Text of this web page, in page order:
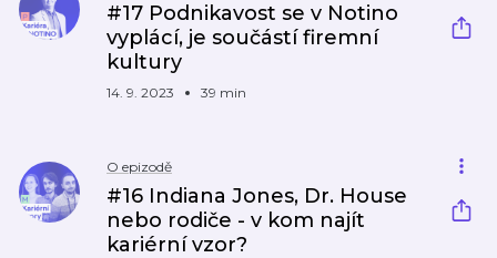
#17 Podnikavost se v Notino
vyplácí, je součástí firemní
kultury
14. 9. 2023 39 min
O epizodě
#16 Indiana Jones, Dr. House
nebo rodiče - v kom najít
kariérní vzor?